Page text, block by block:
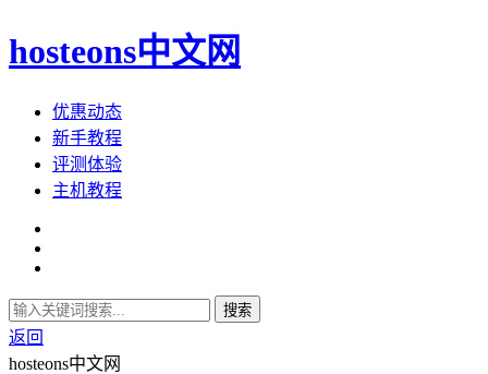
hosteons中文网
优惠动态
新手教程
评测体验
主机教程
搜索
返回
hosteons中文网